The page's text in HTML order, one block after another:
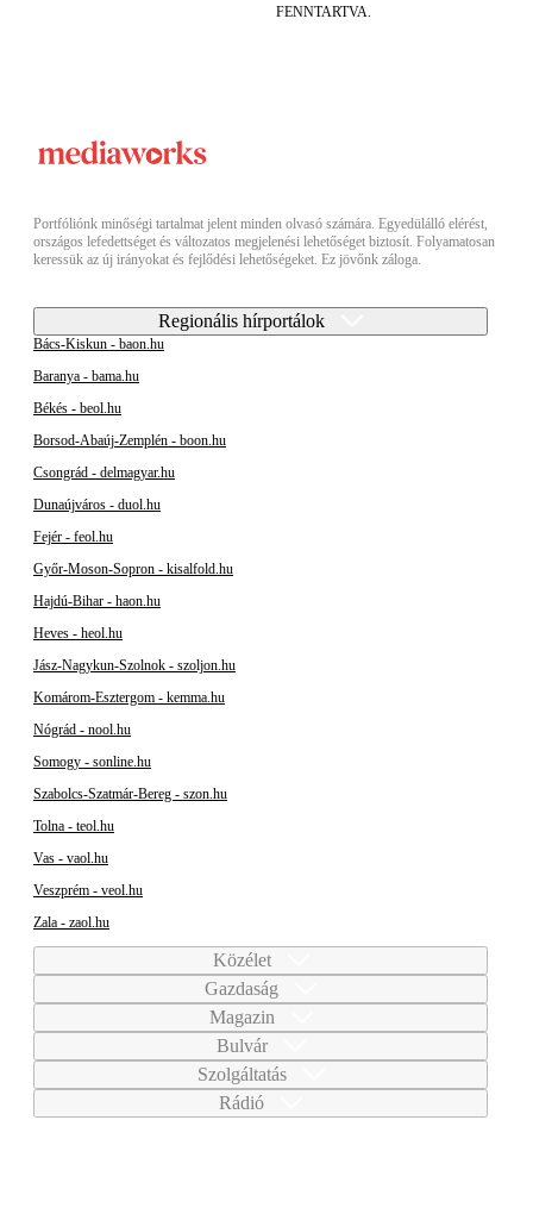
FENNTARTVA.
Portfóliónk minőségi tartalmat jelent minden olvasó számára. Egyedülálló elérést,
országos lefedettséget és változatos megjelenési lehetőséget biztosít. Folyamatosan
keressük az új irányokat és fejlődési lehetőségeket. Ez jövőnk záloga.
Regionális hírportálok
Bács-Kiskun - baon.hu
Baranya - bama.hu
Békés - beol.hu
Borsod-Abaúj-Zemplén - boon.hu
Csongrád - delmagyar.hu
Dunaújváros - duol.hu
Fejér - feol.hu
Győr-Moson-Sopron - kisalfold.hu
Hajdú-Bihar - haon.hu
Heves - heol.hu
Jász-Nagykun-Szolnok - szoljon.hu
Komárom-Esztergom - kemma.hu
Nógrád - nool.hu
Somogy - sonline.hu
Szabolcs-Szatmár-Bereg - szon.hu
Tolna - teol.hu
Vas - vaol.hu
Veszprém - veol.hu
Zala - zaol.hu
Közélet
Gazdaság
Magazin
Bulvár
Szolgáltatás
Rádió